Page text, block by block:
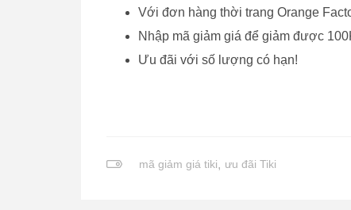
Với đơn hàng thời trang Orange
Nhập mã giảm giá để giảm được
Ưu đãi với số lượng có hạn!
mã giảm giá tiki, ưu đãi Tiki